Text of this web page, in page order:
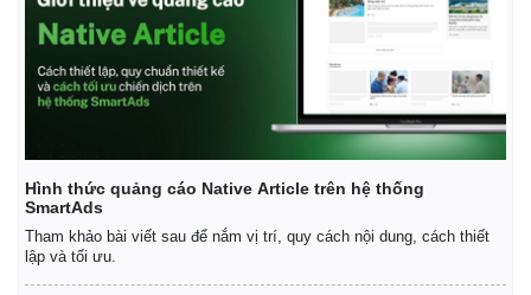
Khởi nghiệp
Tiêu dùng
Chứng khoán
Hình thức quảng cáo Native Article trên hệ thống
SmartAds
Tham khảo bài viết sau để nắm vị trí, quy cách nội dung, cách thiết
lập và tối ưu.